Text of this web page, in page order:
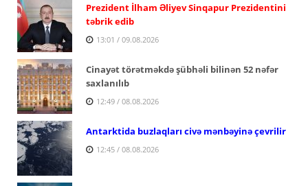
Prezident İlham Əliyev Sinqapur Prezidentini
təbrik edib
13:01 / 09.08.2026
Cinayət törətməkdə şübhəli bilinən 52 nəfər
saxlanılıb
12:49 / 08.08.2026
Antarktida buzlaqları civə mənbəyinə çevrilir
12:45 / 08.08.2026